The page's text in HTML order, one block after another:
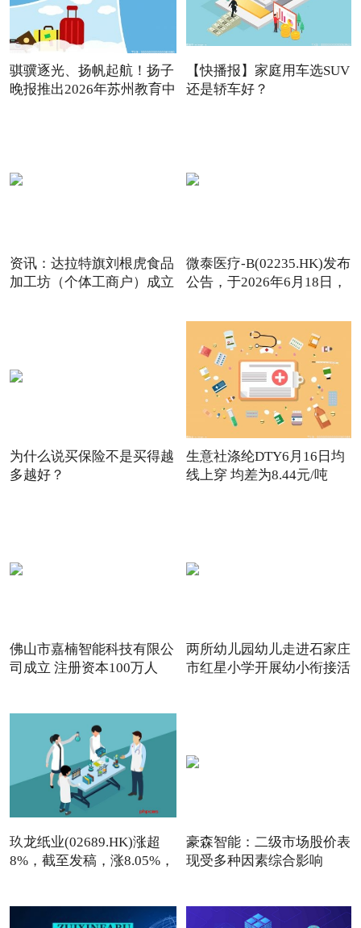
骐骥逐光、扬帆起航！扬子
晚报推出2026年苏州教育中
【快播报】家庭用车选SUV
还是轿车好？
资讯：达拉特旗刘根虎食品
加工坊（个体工商户）成立
微泰医疗-B(02235.HK)发布
公告，于2026年6月18日，
为什么说买保险不是买得越
多越好？
生意社涤纶DTY6月16日均
线上穿 均差为8.44元/吨
佛山市嘉楠智能科技有限公
司成立 注册资本100万人
两所幼儿园幼儿走进石家庄
市红星小学开展幼小衔接活
玖龙纸业(02689.HK)涨超
8%，截至发稿，涨8.05%，
豪森智能：二级市场股价表
现受多种因素综合影响